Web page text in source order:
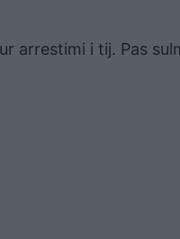
arrestimi i tij. Pas